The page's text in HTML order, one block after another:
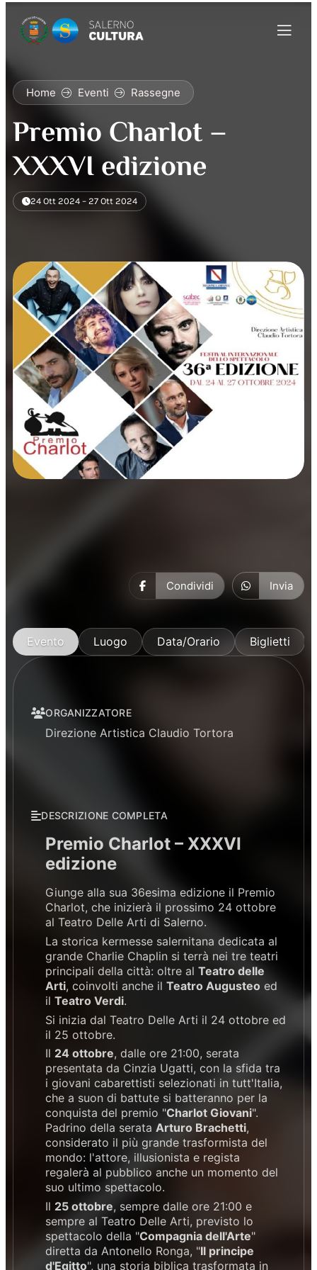
Home Eventi Rassegne
Premio Charlot –
XXXVI edizione
24 Ott 2024 – 27 Ott 2024
Condividi Invia
Evento Luogo Data/Orario Biglietti
ORGANIZZATORE
Direzione Artistica Claudio Tortora
DESCRIZIONE COMPLETA
Premio Charlot – XXXVI
edizione
Giunge alla sua 36esima edizione il Premio
Charlot, che inizierà il prossimo 24 ottobre
al Teatro Delle Arti di Salerno.
La storica kermesse salernitana dedicata al
grande Charlie Chaplin si terrà nei tre teatri
principali della città: oltre al Teatro delle
Arti, coinvolti anche il Teatro Augusteo ed
il Teatro Verdi.
Si inizia dal Teatro Delle Arti il 24 ottobre ed
il 25 ottobre.
Il 24 ottobre, dalle ore 21:00, serata
presentata da Cinzia Ugatti, con la sfida tra
i giovani cabarettisti selezionati in tutt'Italia,
che a suon di battute si batteranno per la
conquista del premio "Charlot Giovani".
Padrino della serata Arturo Brachetti,
considerato il più grande trasformista del
mondo: l'attore, illusionista e regista
regalerà al pubblico anche un momento del
suo ultimo spettacolo.
Il 25 ottobre, sempre dalle ore 21:00 e
sempre al Teatro Delle Arti, previsto lo
spettacolo della "Compagnia dell'Arte"
diretta da Antonello Ronga, "Il principe
d'Egitto", una storia biblica trasformata in